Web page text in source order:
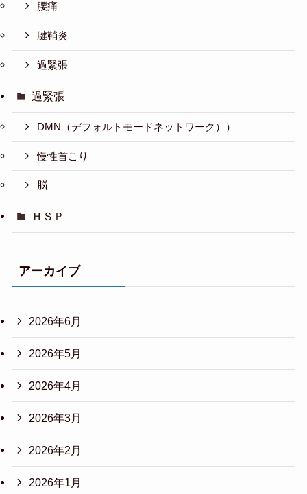
腰痛
腱鞘炎
過緊張
過緊張
DMN（デフォルトモードネットワーク））
慢性首こり
脳
ＨＳＰ
アーカイブ
2026年6月
2026年5月
2026年4月
2026年3月
2026年2月
2026年1月